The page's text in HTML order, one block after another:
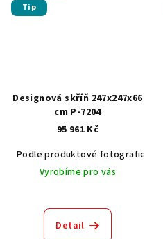
Tip
Designová skříň 247x247x66
cm P-7204
95 961 Kč
Podle produktové fotografie
Vyrobíme pro vás
Detail